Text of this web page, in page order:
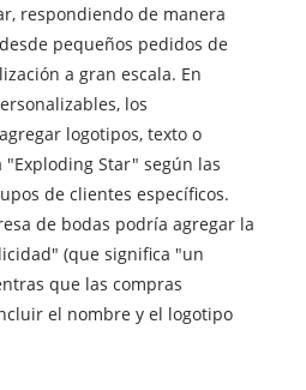
respondiendo de manera
pequeños pedidos de
a gran escala. En
los
logotipos, texto o
"Exploding Star" según las
de clientes específicos.
de bodas podría agregar la
(que significa "un
que las compras
el nombre y el logotipo